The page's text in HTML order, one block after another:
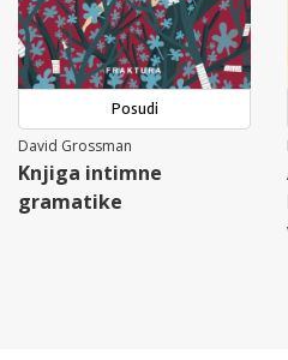
Posudi
David Grossman
Knjiga intimne
gramatike